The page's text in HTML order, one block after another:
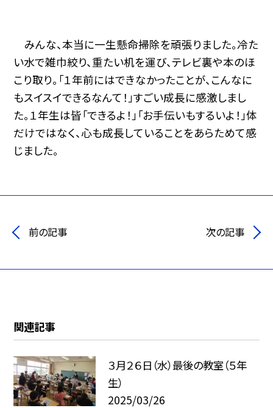
みんな、本当に一生懸命掃除を頑張りました。冷た
い水で雑巾絞り、重たい机を運び、テレビ裏や本のほ
こり取り。「１年前にはできなかったことが、こんなに
もスイスイできるなんて！」すごい成長に感激しまし
た。１年生は皆「できるよ！」「お手伝いもするいよ！」体
だけではなく、心も成長していることをあらためて感
じました。
前の記事 次の記事
関連記事
３月２６日（水）最後の教室（５年
生）
2025/03/26